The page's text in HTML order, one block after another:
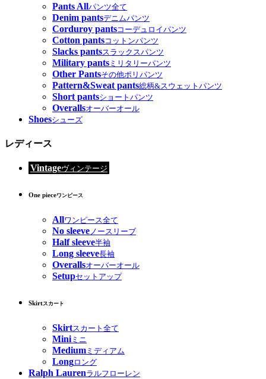
Pants Allパンツ全て
Denim pantsデニムパンツ
Corduroy pantsコーデュロイパンツ
Cotton pantsコットンパンツ
Slacks pantsスラックスパンツ
Military pants ミリタリーパンツ
Other Pantsその他ポリパンツ
Pattern&Sweat pants総柄&スウェットパンツ
Short pantsショートパンツ
Overallsオーバーオール
Shoesシューズ
レディース
Vintageヴィンテージ
One pieceワンピース
Allワンピース全て
No sleeveノースリーブ
Half sleeve半袖
Long sleeve長袖
Overallsオーバーオール
Setupセットアップ
Skirtスカート
Skirtスカート全て
Miniミニ
Medium ミディアム
Longロング
Ralph Laurenラルフローレン